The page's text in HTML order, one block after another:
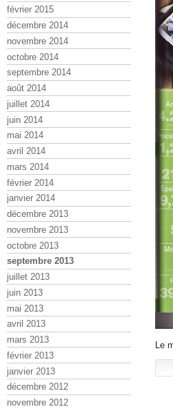
Le
février 2015
décembre 2014
novembre 2014
octobre 2014
septembre 2014
août 2014
juillet 2014
juin 2014
mai 2014
avril 2014
mars 2014
février 2014
janvier 2014
décembre 2013
novembre 2013
octobre 2013
septembre 2013
juillet 2013
juin 2013
mai 2013
avril 2013
mars 2013
février 2013
janvier 2013
décembre 2012
novembre 2012